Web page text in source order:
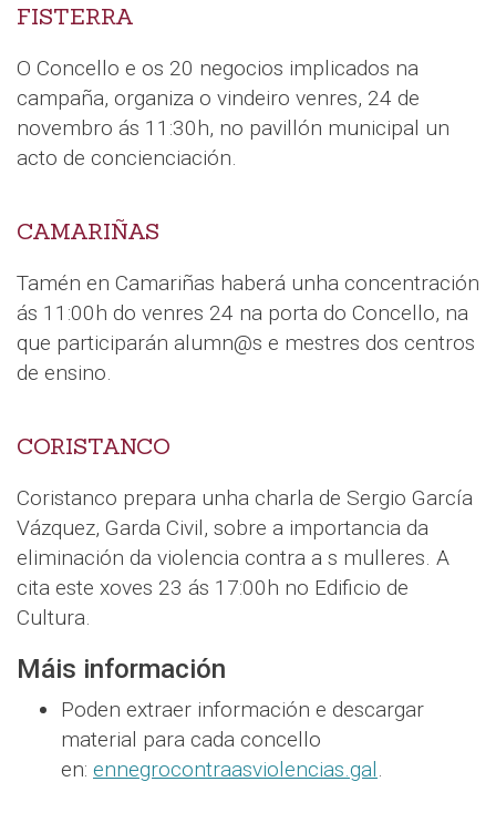
FISTERRA
O Concello e os 20 negocios implicados na
campaña, organiza o vindeiro venres, 24 de
novembro ás 11:30h, no pavillón municipal un
acto de concienciación.
CAMARIÑAS
Tamén en Camariñas haberá unha concentración
ás 11:00h do venres 24 na porta do Concello, na
que participarán alumn@s e mestres dos centros
de ensino.
CORISTANCO
Coristanco prepara unha charla de Sergio García
Vázquez, Garda Civil, sobre a importancia da
eliminación da violencia contra a s mulleres. A
cita este xoves 23 ás 17:00h no Edificio de
Cultura.
Máis información
Poden extraer información e descargar
material para cada concello
en: ennegrocontraasviolencias.gal.